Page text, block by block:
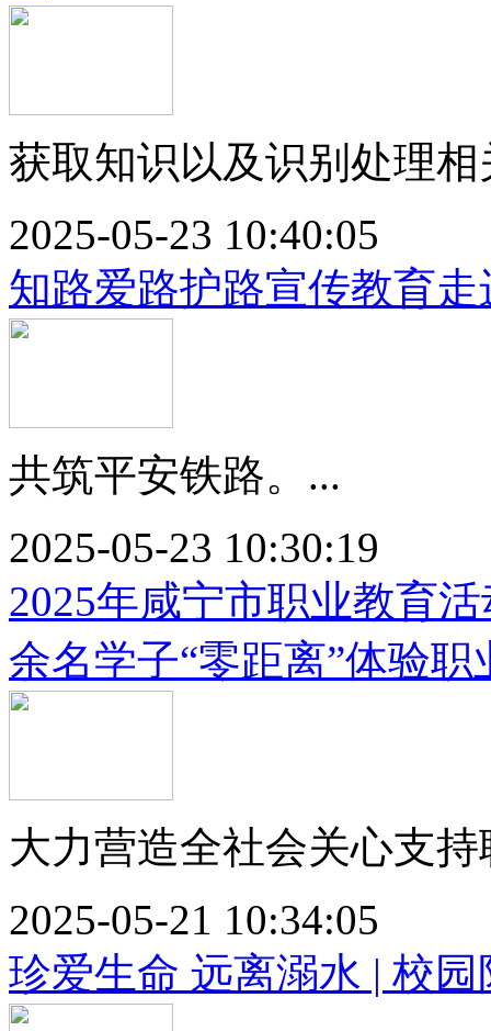
获取知识以及识别处理
2025-05-23 10:40:05
知路爱路护路宣传教育
共筑平安铁路。...
2025-05-23 10:30:19
2025年咸宁市职业教育
余名学子“零距离”体验职
大力营造全社会关心支
2025-05-21 10:34:05
珍爱生命 远离溺水 | 校